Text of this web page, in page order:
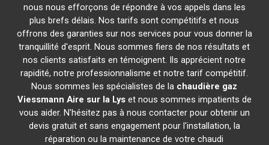
nous nous efforçons de répondre à vos appels dans les
plus brefs délais. Nos tarifs sont compétitifs et nous
offrons des garanties sur nos services pour vous donner la
tranquillité d'esprit. Nous sommes fiers de nos résultats et
nos clients satisfaits en témoignent. Ils apprécient notre
rapidité, notre professionnalisme et notre tarif compétitif.
Nous sommes les spécialistes de la chaudière gaz
Viessmann Aire sur la Lyset nous sommes impatients de
vous aider. N'hésitez pas à nous contacter pour obtenir un
devis gratuit et sans engagement pour l'installation, la
réparation ou la maintenance de votre chaudi